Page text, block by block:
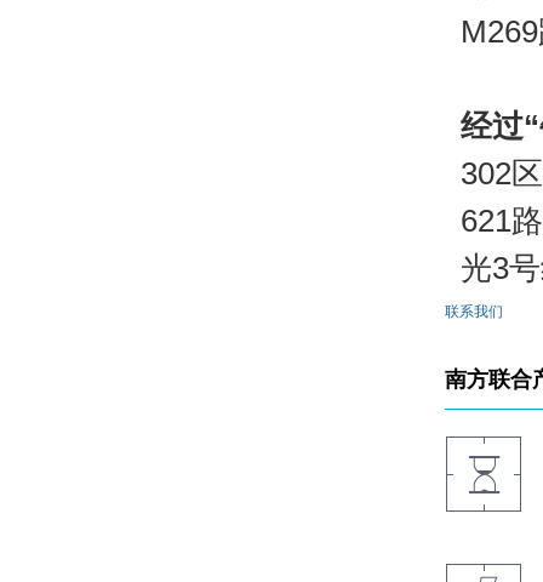
经过
302
621
光3
联系我们
南方联合